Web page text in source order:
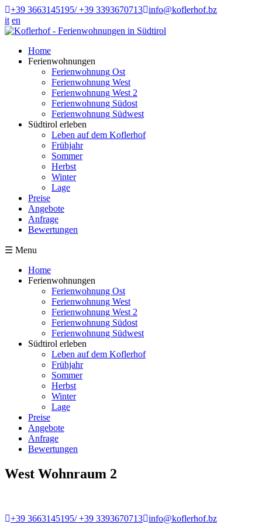
+39 3663145195/ +39 3393670713 info@koflerhof.bz
it en
Home
Ferienwohnungen
Ferienwohnung Ost
Ferienwohnung West
Ferienwohnung West 2
Ferienwohnung Südost
Ferienwohnung Südwest
Südtirol erleben
Leben auf dem Koflerhof
Frühjahr
Sommer
Herbst
Winter
Lage
Preise
Angebote
Anfrage
Bewertungen
☰ Menu
Home
Ferienwohnungen
Ferienwohnung Ost
Ferienwohnung West
Ferienwohnung West 2
Ferienwohnung Südost
Ferienwohnung Südwest
Südtirol erleben
Leben auf dem Koflerhof
Frühjahr
Sommer
Herbst
Winter
Lage
Preise
Angebote
Anfrage
Bewertungen
West Wohnraum 2
+39 3663145195/ +39 3393670713 info@koflerhof.bz